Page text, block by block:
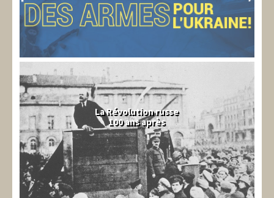
La Révolution russe
100 ans après